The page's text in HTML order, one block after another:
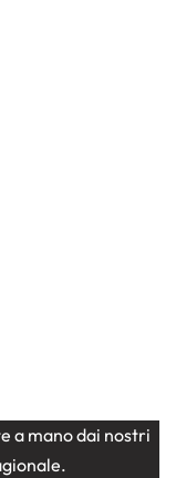
a mano dai nostri